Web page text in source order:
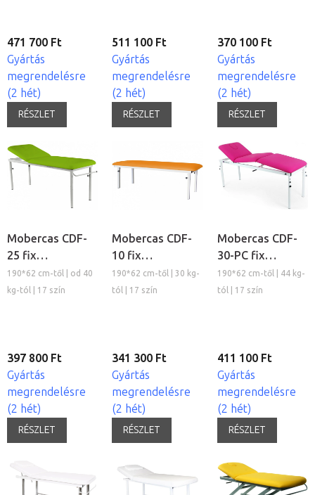
471 700 Ft
Gyártás
megrendelésre
(2 hét)
RÉSZLET
511 100 Ft
Gyártás
megrendelésre
(2 hét)
RÉSZLET
370 100 Ft
Gyártás
megrendelésre
(2 hét)
RÉSZLET
Mobercas CDF-
25 fix
vizsgálóágy
190*62 cm-től | od 40
kg-tól | 17 szín
397 800 Ft
Gyártás
megrendelésre
(2 hét)
RÉSZLET
Mobercas CDF-
10 fix
vizsgálóágy
190*62 cm-től | 30 kg-
tól | 17 szín
341 300 Ft
Gyártás
megrendelésre
(2 hét)
RÉSZLET
Mobercas CDF-
30-PC fix
vizsgálóágy
190*62 cm-től | 44 kg-
tól | 17 szín
411 100 Ft
Gyártás
megrendelésre
(2 hét)
RÉSZLET